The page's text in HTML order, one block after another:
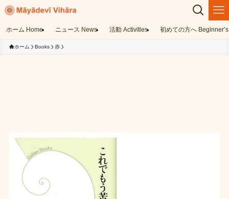
ホーム Home ニュース News 活動 Activities 初めての方へ
ホーム Books 赤